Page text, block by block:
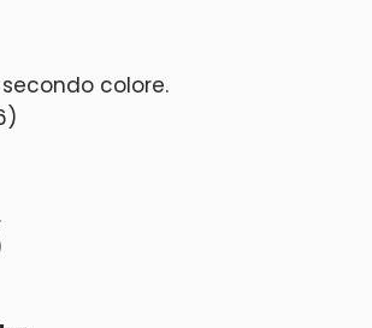
colore.